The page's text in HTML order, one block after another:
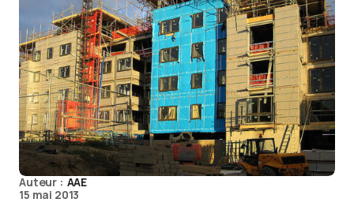
Auteur : AAE
15 mai 2013